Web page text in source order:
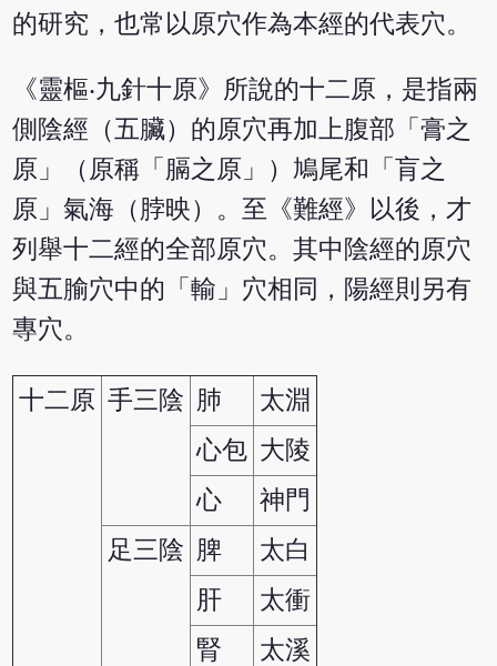
的研究，也常以原穴作為本經的代表穴。
《靈樞‧九針十原》所說的十二原，是指兩
側陰經（五臟）的原穴再加上腹部「膏之
原」（原稱「膈之原」）鳩尾和「肓之
原」氣海（脖映）。至《難經》以後，才
列舉十二經的全部原穴。其中陰經的原穴
與五腧穴中的「輸」穴相同，陽經則另有
專穴。
十二原 手三陰 肺
太淵
心包 大陵
心
神門
足三陰 脾
太白
肝
太衝
腎
太溪